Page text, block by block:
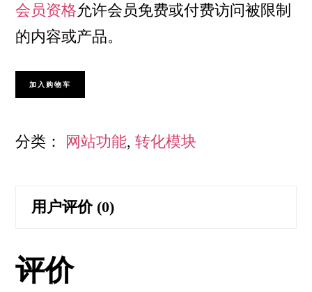
会员资格允许会员免费或付费访问被限制
的内容或产品。
会
制
加入购物车
分类： 网站功能,转化模块
用户评价 (0)
评价